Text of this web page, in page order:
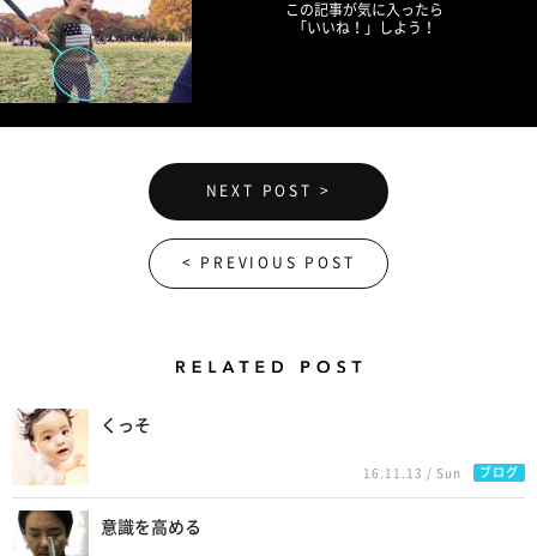
この記事が気に入ったら
「いいね！」しよう！
NEXT POST >
< PREVIOUS POST
くっそ
16.11.13 / Sun ブログ
意識を高める